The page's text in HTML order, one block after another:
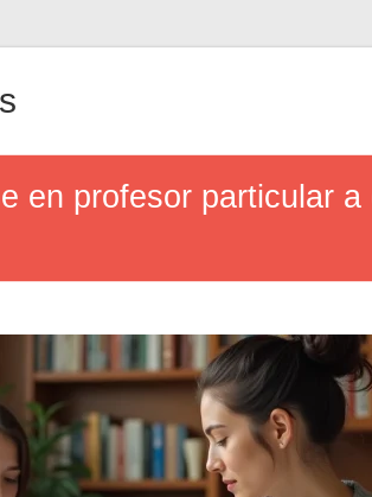
en profesor particular